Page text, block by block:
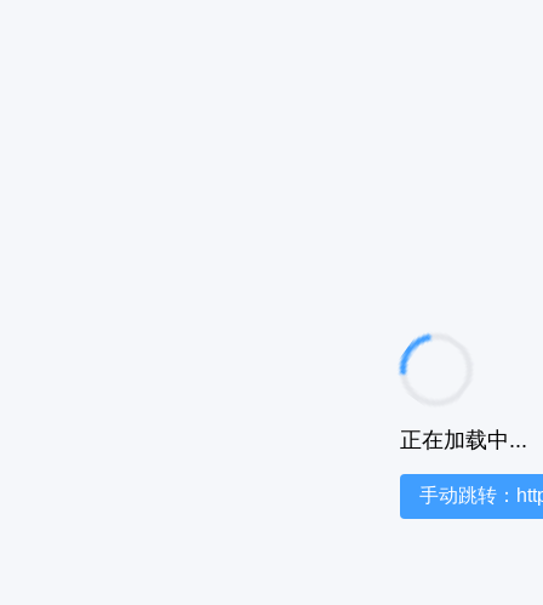
正在加载中...
手动跳转：